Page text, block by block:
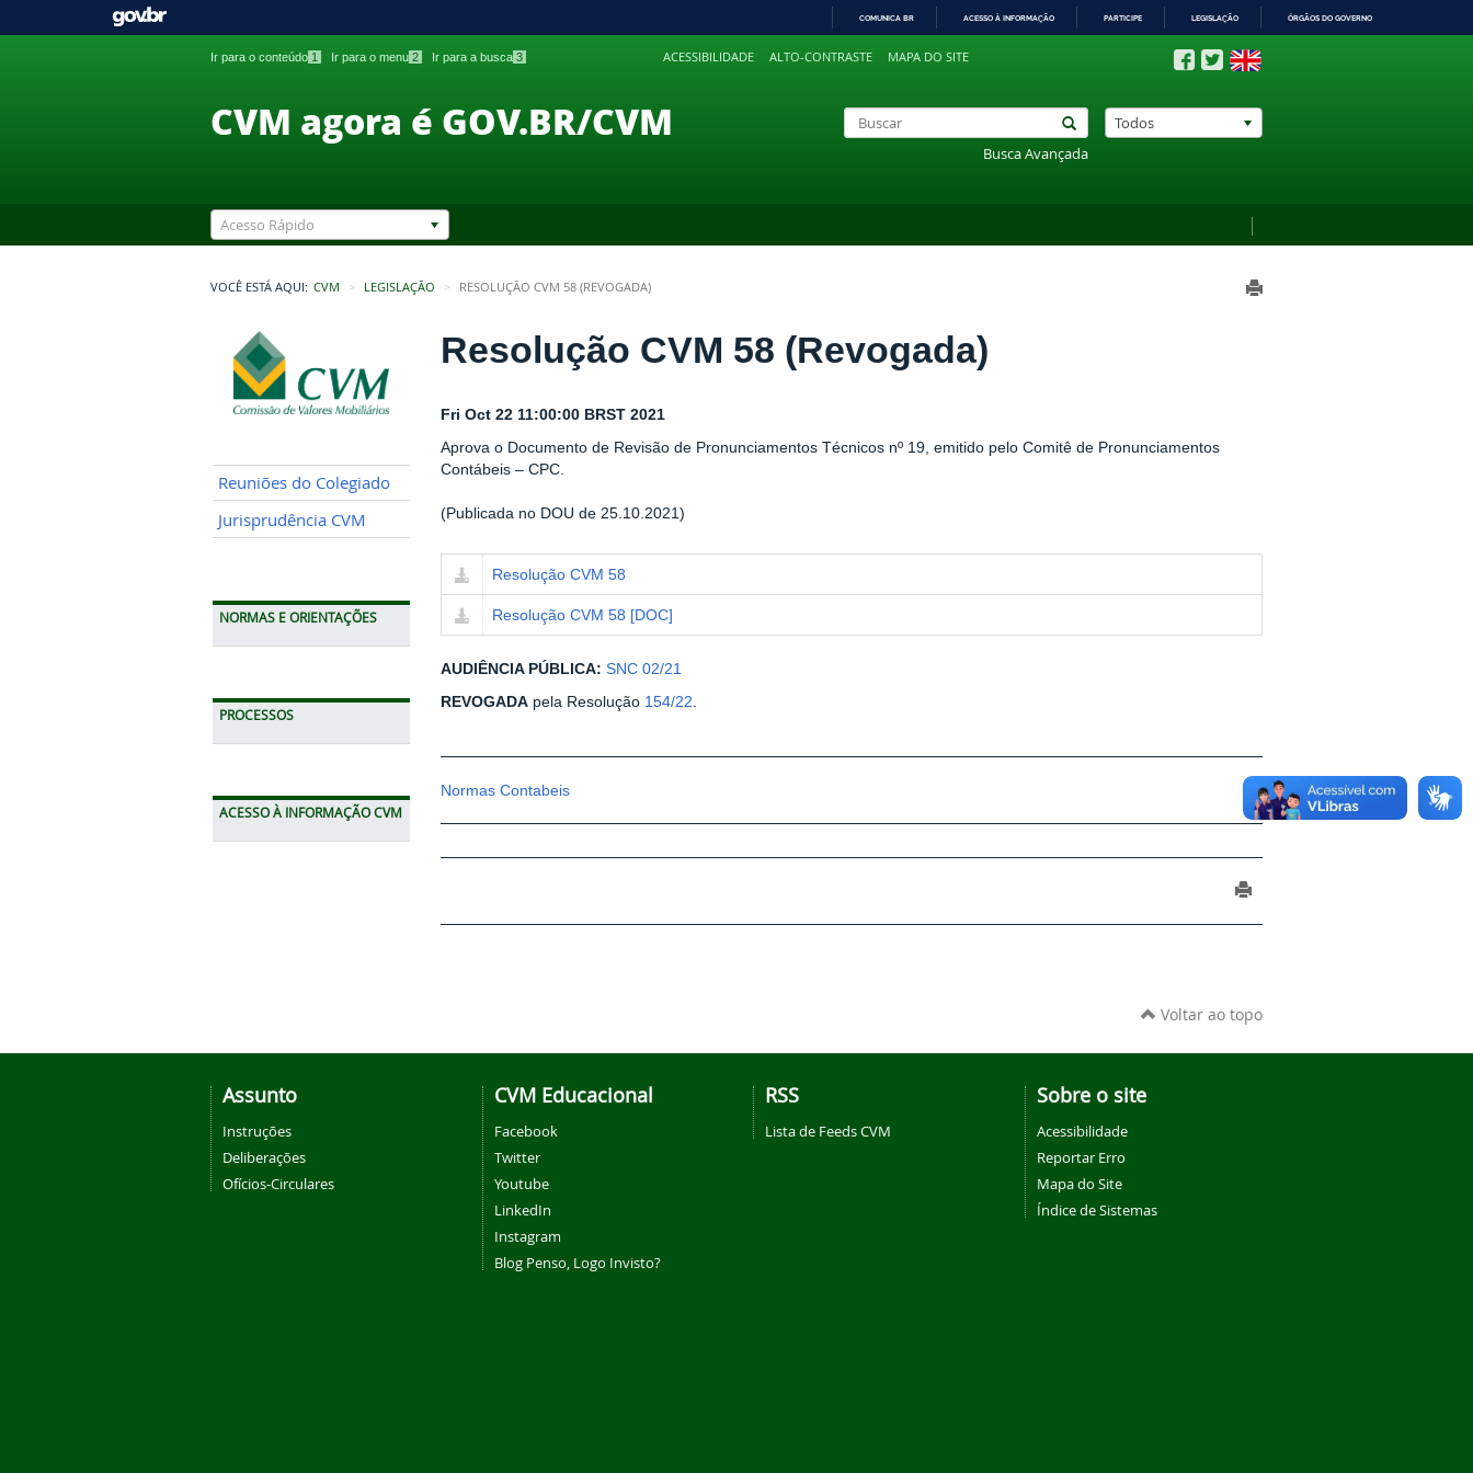
PARA
COMUNICA BR ACESSO À INFORMAÇÃO PARTICIPE LEGISLAÇÃO ÓRGÃOS DO GOVERNO
Ir para o conteúdo 1 Ir para o menu 2 Ir para a busca 3 ACESSIBILIDADE ALTO-CONTRASTE MAPA DO SITE
CVM agora é GOV.BR/CVM
Busca Avançada
Todos
Acesso Rápido
VOCÊ ESTÁ AQUI: CVM LEGISLAÇÃO RESOLUÇÃO CVM 58 (REVOGADA)
Reuniões do Colegiado
Jurisprudência CVM
NORMAS E ORIENTAÇÕES
PROCESSOS
ACESSO À INFORMAÇÃO CVM
Resolução CVM 58 (Revogada)
Fri Oct 22 11:00:00 BRST 2021
Aprova o Documento de Revisão de Pronunciamentos Técnicos nº 19, emitido pelo Comitê de Pronunciamentos
Contábeis – CPC.
(Publicada no DOU de 25.10.2021)
Resolução CVM 58
Resolução CVM 58 [DOC]
AUDIÊNCIA PÚBLICA: SNC 02/21
REVOGADA pela Resolução 154/22
Normas Contabeis
Voltar ao topo
Assunto
Instruções
Deliberações
Ofícios-Circulares
CVM Educacional
Facebook
Twitter
Youtube
LinkedIn
Instagram
Blog Penso, Logo Invisto?
RSS
Lista de Feeds CVM
Sobre o site
Acessibilidade
Reportar Erro
Mapa do Site
Índice de Sistemas